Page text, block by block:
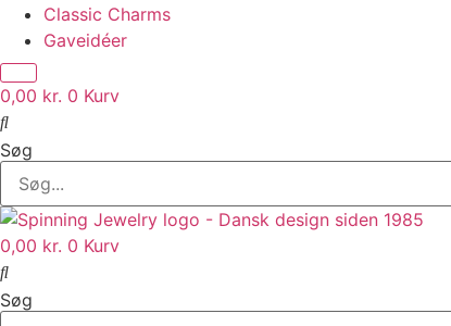
Classic Charms
Gaveidéer
0,00 kr. 0 Kurv
Søg
0,00 kr. 0 Kurv
Søg